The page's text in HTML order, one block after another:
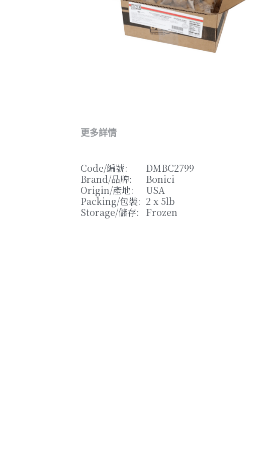
更多詳情
Code/編號:
DMBC2799
Brand/品牌:
Bonici
Origin/產地:
USA
Packing/包裝: 2 x 5lb
Storage/儲存: Frozen